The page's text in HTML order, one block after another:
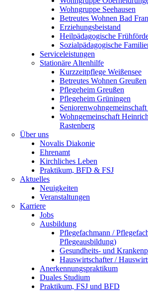
Wohngruppe Seehausen
Betreutes Wohnen Bad
Erziehungsbeistand
Heilpädagogische
Sozialpädagogische
Serviceleistungen
Stationäre Altenhilfe
Kurzzeitpflege Weißensee
Betreutes Wohnen Greußen
Pflegeheim Greußen
Pflegeheim Grüningen
Wohngemeinschaft
Rastenberg
Über uns
Novalis Diakonie
Ehrenamt
Kirchliches Leben
Praktikum, BFD & FSJ
Aktuelles
Neuigkeiten
Veranstaltungen
Karriere
Jobs
Ausbildung
Pflegefachmann /
Pflegeausbildung)
Gesundheits- und
Hauswirtschafter /
Anerkennungspraktikum
Duales Studium
Praktikum, FSJ und BFD